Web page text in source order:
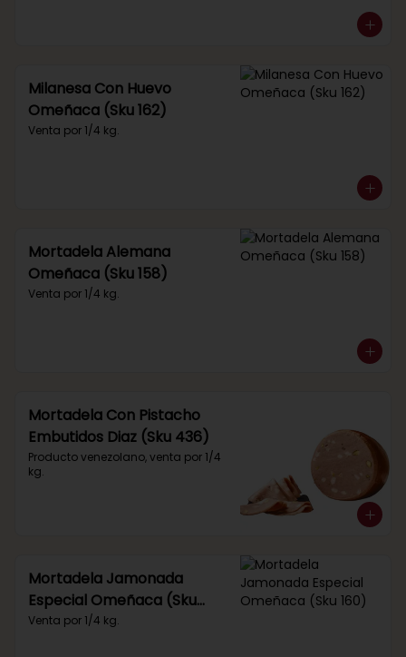
Milanesa Con Huevo
Omeñaca (Sku 162)
Venta por 1/4 kg.
Mortadela Alemana
Omeñaca (Sku 158)
Venta por 1/4 kg.
Mortadela Con Pistacho
Embutidos Diaz (Sku 436)
Producto venezolano, venta por 1/4
kg.
Mortadela Jamonada
Especial Omeñaca (Sku
160)
Venta por 1/4 kg.